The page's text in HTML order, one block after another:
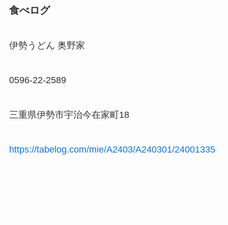
食べログ
伊勢うどん 奥野家
0596-22-2589
三重県伊勢市宇治今在家町18
https://tabelog.com/mie/A2403/A240301/24001335